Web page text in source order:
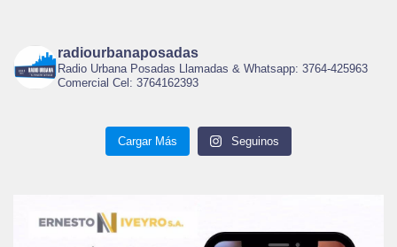
radiourbanaposadas
Radio Urbana Posadas Llamadas & Whatsapp: 3764-425963
Comercial Cel: 3764162393
Cargar Más Seguinos